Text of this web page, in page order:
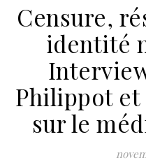
Censure,
identité
Philippot et
sur le